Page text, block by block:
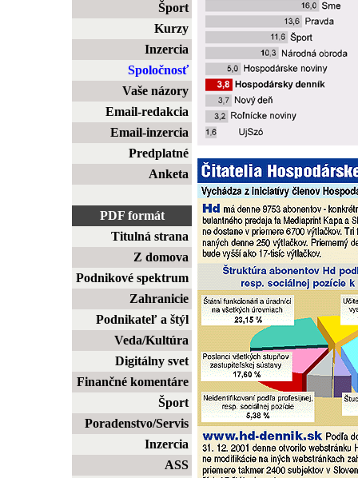
Šport
Kurzy
Inzercia
Spoločnosť
Vaše názory
Email-redakcia
Email-inzercia
Predplatné
Anketa
PDF formát
Titulná strana
Z domova
Podnikové spektrum
Zahranicie
Podnikateľ a štýl
Veda/Kultúra
Digitálny svet
Finančné komentáre
Šport
Poradenstvo/Servis
Inzercia
ASS